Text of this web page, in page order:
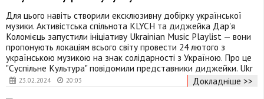
23.02.2024 20:03
Для цього навіть створили ексклюзивну добірку української
музики. Активістська спільнота KLYCH та диджейка Дар'я
Коломієць запустили ініціативу Ukrainian Music Playlist — вони
пропонують локаціям всього світу провести 24 лютого з
українською музикою на знак солідарності з Україною. Про це
"Суспільне Культура" повідомили представники диджейки. Ukr
Докладніше >>